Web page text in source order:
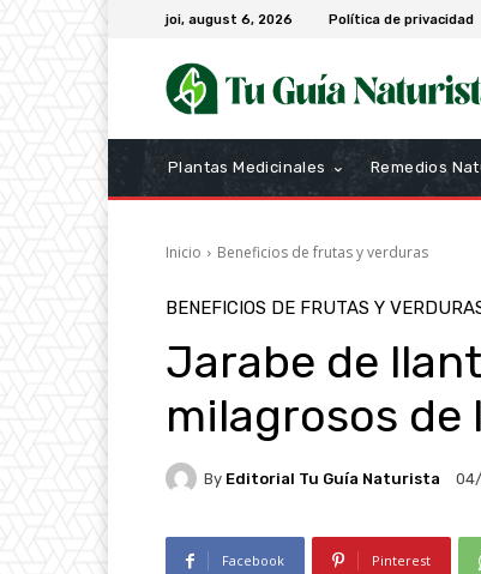
joi, august 6, 2026 Política de privacidad
Plantas Medicinales Remedios
Inicio Beneficios de frutas y verduras
BENEFICIOS DE FRUTAS Y
Jarabe de
milagrosos de
By Editorial Tu Guía Naturista
Facebook Pinterest